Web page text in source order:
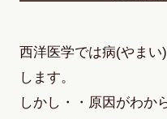
西洋医学では病(やま
します。
しかし・・原因がわか